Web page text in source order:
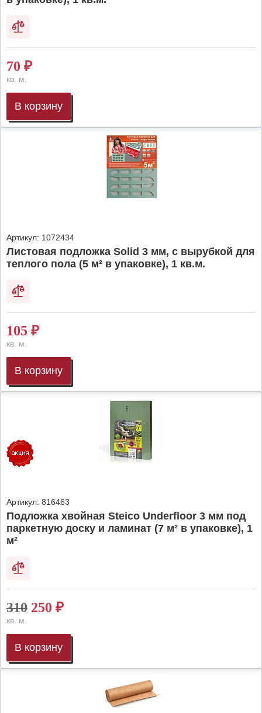
70 ₽
кв. м.
В корзину
Артикул: 1072434
Листовая подложка Solid 3 мм, с вырубкой для
теплого пола (5 м² в упаковке), 1 кв.м.
105 ₽
кв. м.
В корзину
Артикул: 816463
Подложка хвойная Steico Underfloor 3 мм под
паркетную доску и ламинат (7 м² в упаковке), 1
м²
310 250 ₽
кв. м.
В корзину